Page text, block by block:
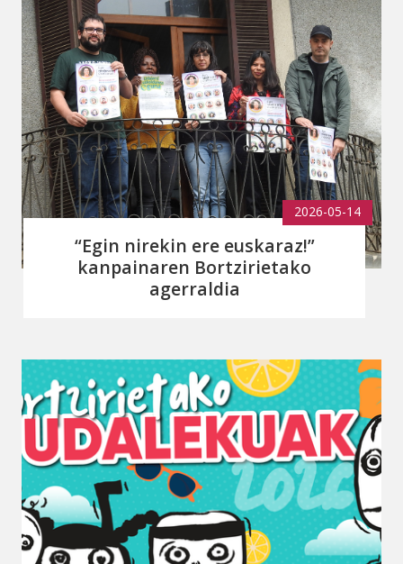
2026-05-14
“Egin nirekin ere euskaraz!”
kanpainaren Bortzirietako
agerraldia